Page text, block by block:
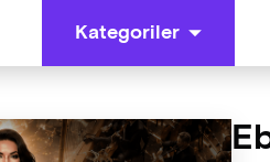
Kategoriler